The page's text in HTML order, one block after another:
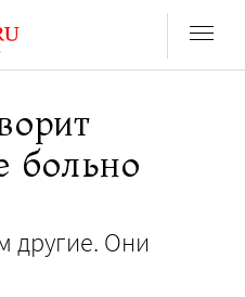
больно
другие. Они